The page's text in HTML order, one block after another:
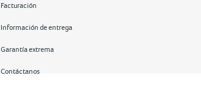
Facturación
Información de entrega
Garantía extrema
Contáctanos